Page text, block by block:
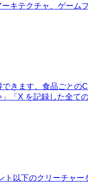
キテクチャ、ゲー
きます。食品ごと
「X を記録した全
以下のクリーチャ